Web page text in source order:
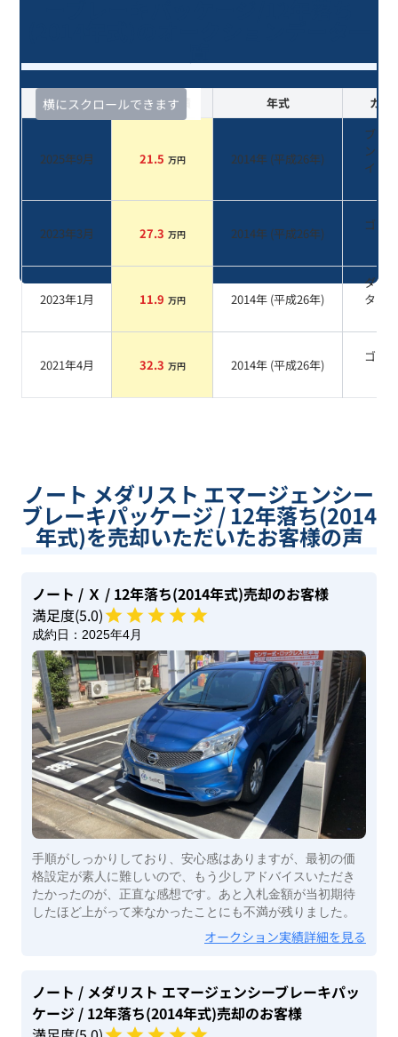
横にスクロールできます
査定時期 セルカ実績 年式 カラ
2025年9月 21.5 万円 2014年 (平成26年)
ブリ
ント
イト
2023年3月 27.3 万円 2014年 (平成26年)
ゴー
2023年1月 11.9 万円 2014年 (平成26年)
ダー
タル
2021年4月 32.3 万円 2014年 (平成26年)
ゴー
ノート メダリスト エマージェンシー
ブレーキパッケージ / 12年落ち(2014
年式)を売却いただいたお客様の声
ノート / Ｘ / 12年落ち(2014年式)売却のお客様
満足度(5.0)
成約日： 2025年4月
手順がしっかりしており、安心感はありますが、最初の価
格設定が素人に難しいので、もう少しアドバイスいただき
たかったのが、正直な感想です。あと入札金額が当初期待
したほど上がって来なかったことにも不満が残りました。
オークション実績詳細を見る
ノート / メダリスト エマージェンシーブレーキパッ
ケージ / 12年落ち(2014年式)売却のお客様